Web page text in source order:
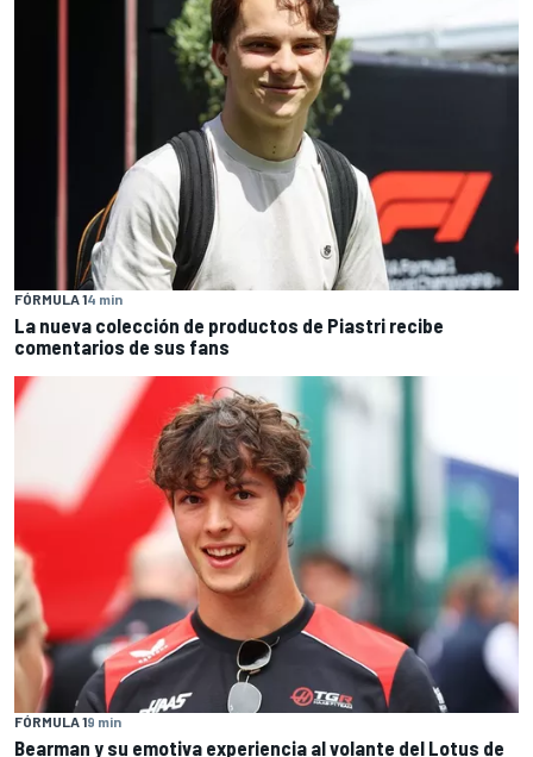
FÓRMULA 14 min
La nueva colección de productos de Piastri recibe
comentarios de sus fans
FÓRMULA 19 min
Bearman y su emotiva experiencia al volante del Lotus de